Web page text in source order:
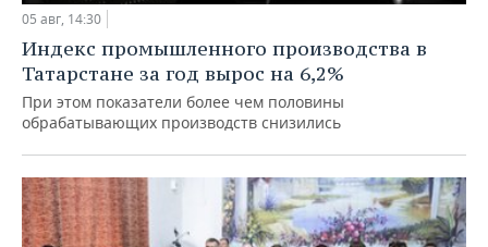
05 авг, 14:30
Индекс промышленного производства в
Татарстане за год вырос на 6,2%
При этом показатели более чем половины
обрабатывающих производств снизились